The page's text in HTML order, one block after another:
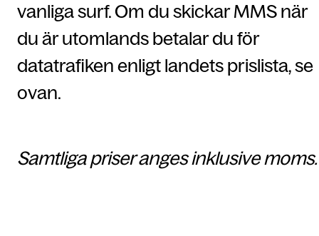
vanliga surf. Om du skickar MMS när
du är utomlands betalar du för
datatrafiken enligt landets prislista, se
ovan.
Samtliga priser anges inklusive moms.